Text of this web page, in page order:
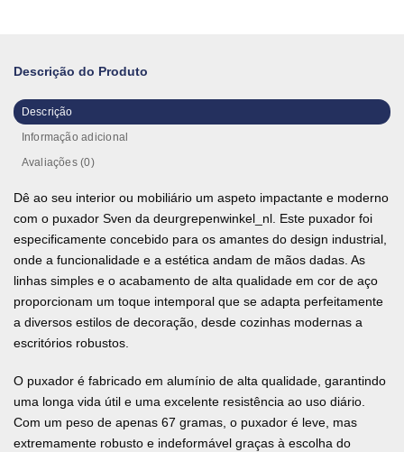
Descrição do Produto
Descrição
Informação adicional
Avaliações (0)
Dê ao seu interior ou mobiliário um aspeto impactante e moderno
com o puxador Sven da deurgrepenwinkel_nl. Este puxador foi
especificamente concebido para os amantes do design industrial,
onde a funcionalidade e a estética andam de mãos dadas. As
linhas simples e o acabamento de alta qualidade em cor de aço
proporcionam um toque intemporal que se adapta perfeitamente
a diversos estilos de decoração, desde cozinhas modernas a
escritórios robustos.
O puxador é fabricado em alumínio de alta qualidade, garantindo
uma longa vida útil e uma excelente resistência ao uso diário.
Com um peso de apenas 67 gramas, o puxador é leve, mas
extremamente robusto e indeformável graças à escolha do